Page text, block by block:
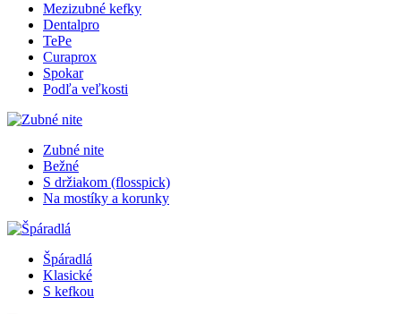
Mezizubné kefky
Dentalpro
TePe
Curaprox
Spokar
Podľa veľkosti
Zubné nite
Bežné
S držiakom (flosspick)
Na mostíky a korunky
Špáradlá
Klasické
S kefkou